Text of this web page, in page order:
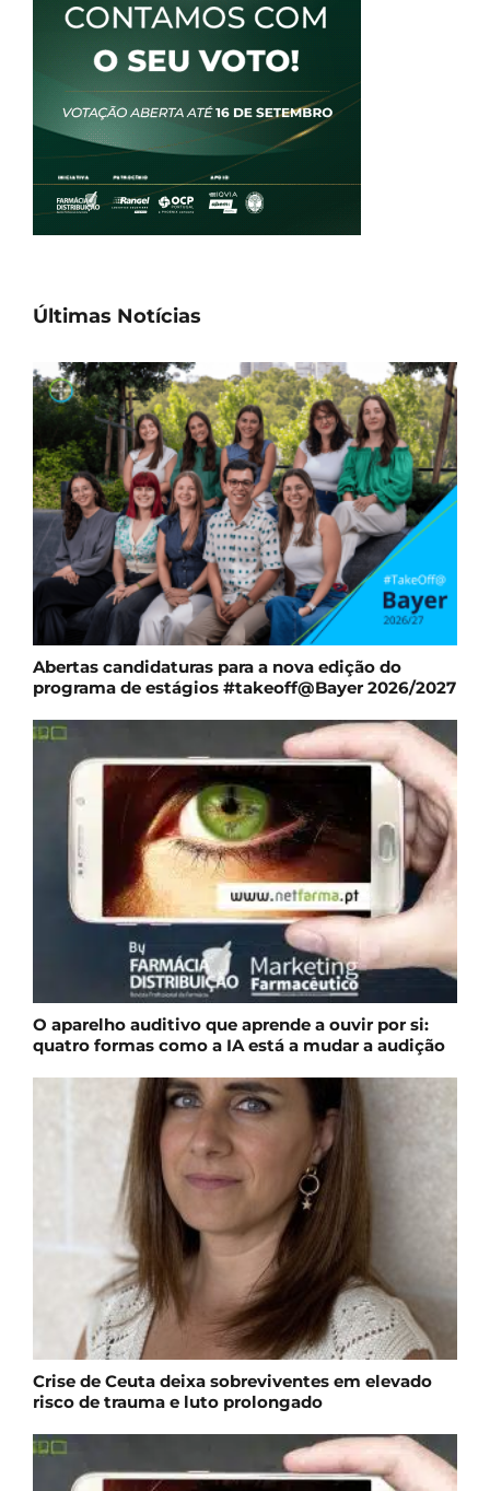
Últimas Notícias
Abertas candidaturas para a nova edição do
programa de estágios #takeoff@Bayer 2026/2027
O aparelho auditivo que aprende a ouvir por si:
quatro formas como a IA está a mudar a audição
Crise de Ceuta deixa sobreviventes em elevado
risco de trauma e luto prolongado